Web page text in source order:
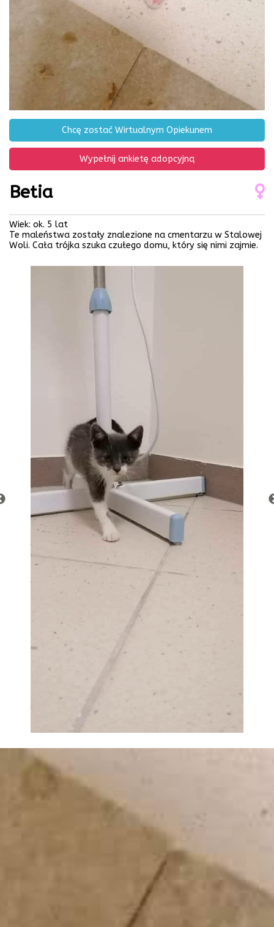
Chcę zostać Wirtualnym Opiekunem
Wypełnij ankietę adopcyjną
Betia
Wiek: ok. 5 lat
Te maleństwa zostały znalezione na cmentarzu w Stalowej
Woli. Cała trójka szuka czułego domu, który się nimi zajmie.